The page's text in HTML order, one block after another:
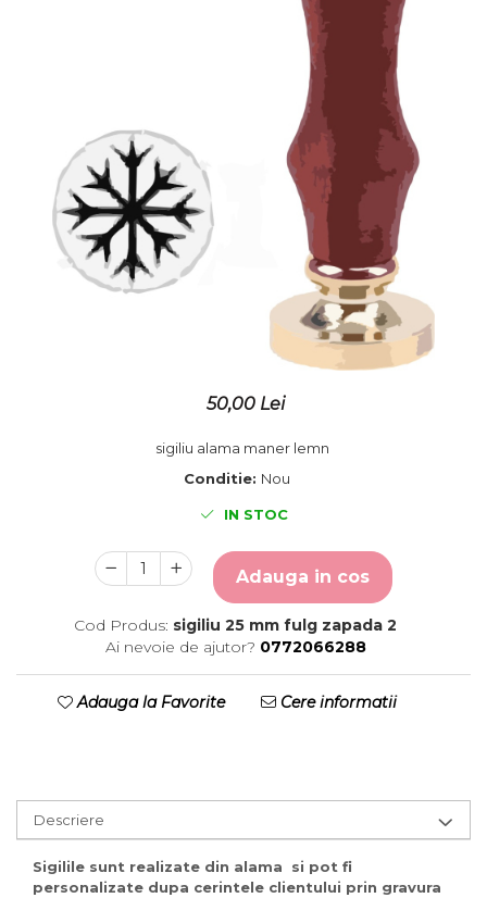
50,00 Lei
sigiliu alama maner lemn
Conditie: Nou
IN STOC
Adauga in cos
Cod Produs: sigiliu 25 mm fulg zapada 2
Ai nevoie de ajutor? 0772066288
Adauga la Favorite Cere informatii
Descriere
Sigilile sunt realizate din alama si pot fi
personalizate dupa cerintele clientului prin gravura